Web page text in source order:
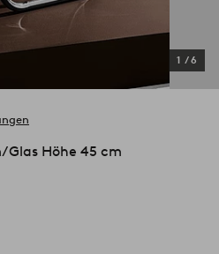
1 /6
Glas Höhe 45 cm